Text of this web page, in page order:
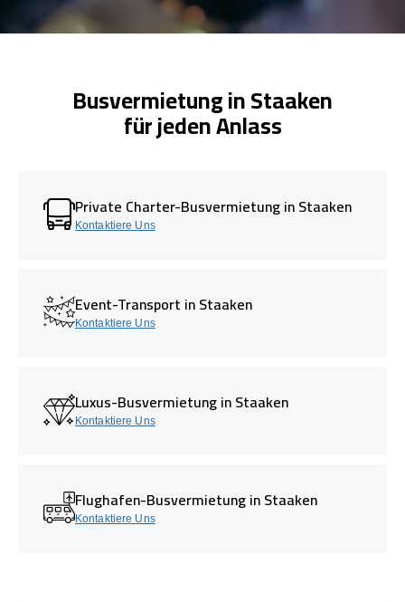
Busvermietung in Staaken
für jeden Anlass
Private Charter-Busvermietung in Staaken
Kontaktiere Uns
Event-Transport in Staaken
Kontaktiere Uns
Luxus-Busvermietung in Staaken
Kontaktiere Uns
Flughafen-Busvermietung in Staaken
Kontaktiere Uns